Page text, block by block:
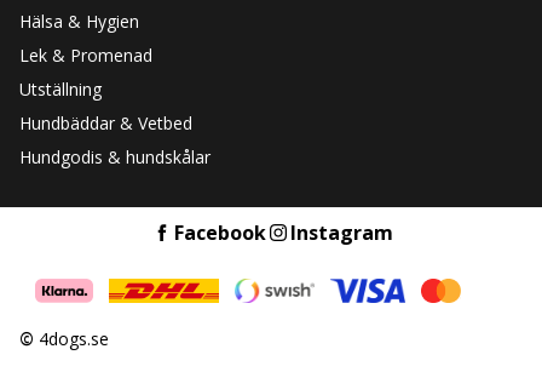
Hälsa & Hygien
Lek & Promenad
Utställning
Hundbäddar & Vetbed
Hundgodis & hundskålar
Facebook Instagram
© 4dogs.se